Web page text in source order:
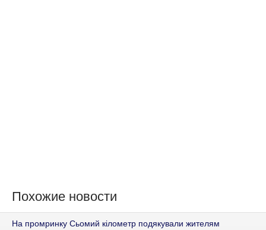
Похожие новости
На промринку Сьомий кілометр подякували жителям